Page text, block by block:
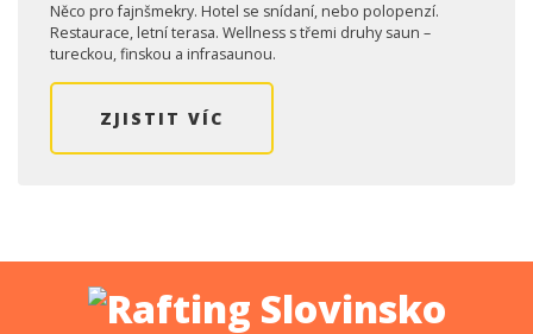
Něco pro fajnšmekry. Hotel se snídaní, nebo polopenzí.
Restaurace, letní terasa. Wellness s třemi druhy saun –
tureckou, finskou a infrasaunou.
ZJISTIT VÍC